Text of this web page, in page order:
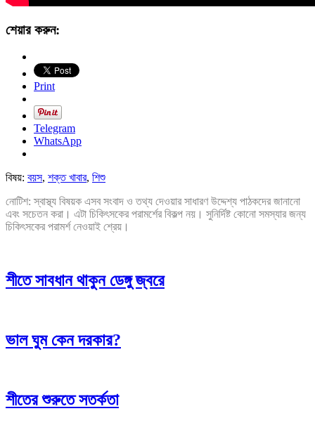
শেয়ার করুন:
Print
Telegram
WhatsApp
বিষয়: বয়স, শক্ত খাবার, শিশু
নোটিশ: স্বাস্থ্য বিষয়ক এসব সংবাদ ও তথ্য দেওয়ার সাধারণ উদ্দেশ্য পাঠকদের জানানো
এবং সচেতন করা। এটা চিকিৎসকের পরামর্শের বিকল্প নয়। সুনির্দিষ্ট কোনো সমস্যার জন্য
চিকিৎসকের পরামর্শ নেওয়াই শ্রেয়।
শীতে সাবধান থাকুন ডেঙ্গু জ্বরে
ভাল ঘুম কেন দরকার?
শীতের শুরুতে সতর্কতা